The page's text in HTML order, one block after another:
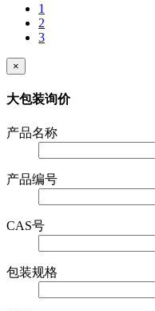
1
2
3
×
大包装询价
产品名称
产品编号
CAS号
包装规格